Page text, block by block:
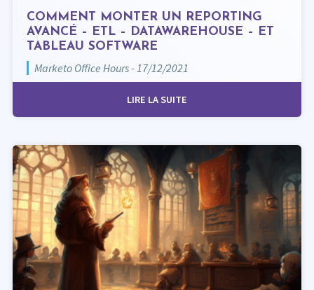
COMMENT MONTER UN REPORTING
AVANCÉ – ETL – DATAWAREHOUSE – ET
TABLEAU SOFTWARE
Marketo Office Hours - 17/12/2021
LIRE LA SUITE